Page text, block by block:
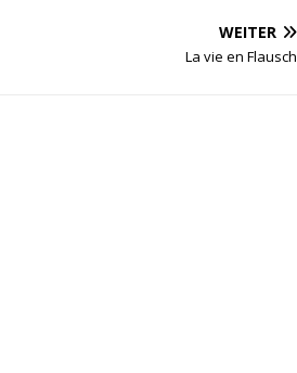
WEITER
La vie en Flausch